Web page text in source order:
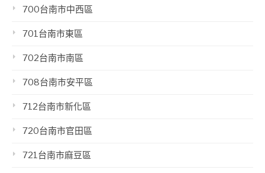
700台南市中西區
701台南市東區
702台南市南區
708台南市安平區
712台南市新化區
720台南市官田區
721台南市麻豆區